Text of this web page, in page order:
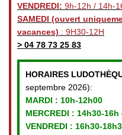
VENDREDI: 9h-12h / 14h-
SAMEDI (ouvert
vacances) : 9H30-12H
> 04 78 73 25 83
HORAIRES
septembre 2026):
MARDI : 10h-12h00
MERCREDI : 14h30-16h
VENDREDI : 16h30-